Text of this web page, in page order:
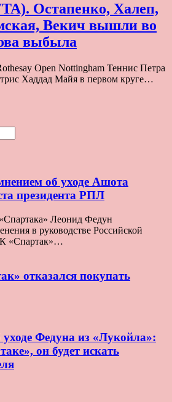
Остапенко, Халеп,
Векич вышли во
выбыла
Open Nottingham Теннис Петра
Хаддад Майя в первом круге…
об уходе Ашота
президента РПЛ
Леонид Федун
в руководстве Российской
«Спартак»…
отказался покупать
Федуна из «Лукойла»:
он будет искать